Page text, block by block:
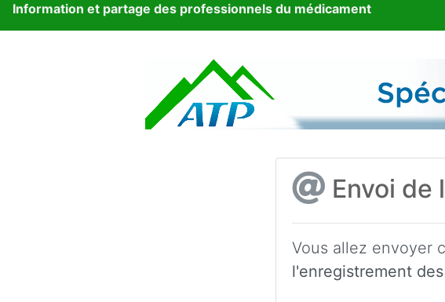
Information et partage des professionnels du médicament
Envoi de
Vous allez envoyer
l'enregistrement